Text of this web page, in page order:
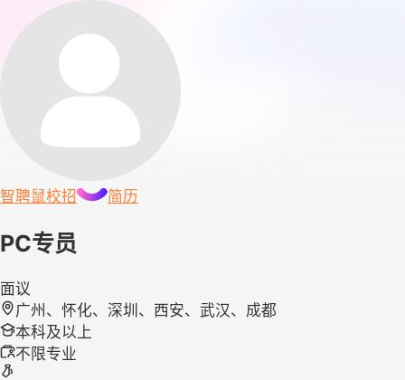
智聘鼠校招 简历
PC专员
面议
广州、怀化、深圳、西安、武汉、成都
本科及以上
不限专业